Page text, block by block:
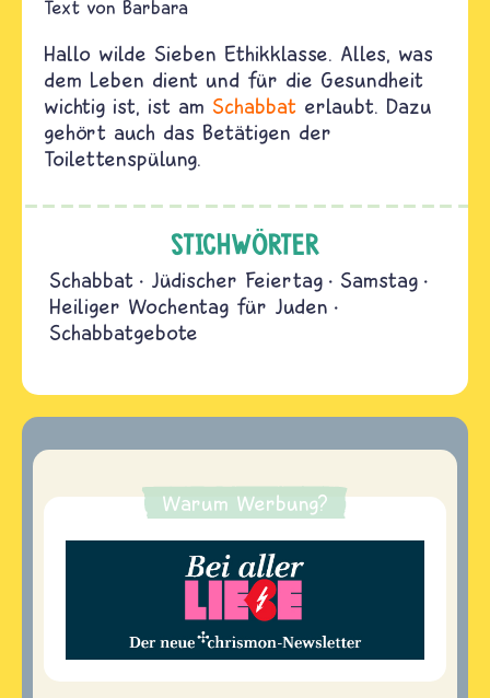
Text von Barbara
Hallo wilde Sieben Ethikklasse. Alles, was
dem Leben dient und für die Gesundheit
wichtig ist, ist am Schabbat erlaubt. Dazu
gehört auch das Betätigen der
Toilettenspülung.
STICHWÖRTER
Schabbat Jüdischer Feiertag
Samstag
Heiliger Wochentag für Juden
Schabbatgebote
Warum Werbung?